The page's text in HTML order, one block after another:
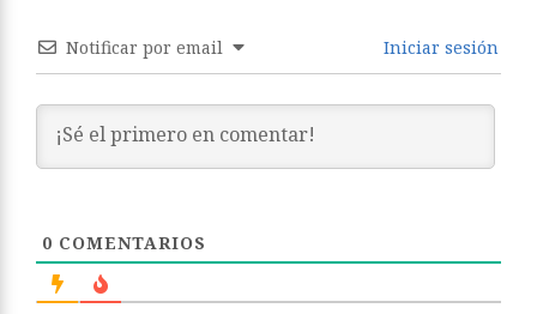
Notificar por email Iniciar sesión
0 COMENTARIOS